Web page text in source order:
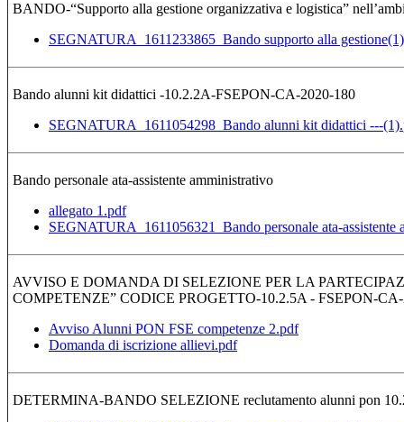
BANDO-“Supporto alla gestione organizzativa e logistica”
SEGNATURA_1611233865_Bando supporto alla
Bando alunni kit didattici -10.2.2A-FSEPON-CA-2020-180
SEGNATURA_1611054298_Bando alunni kit didattici ---
Bando personale ata-assistente amministrativo
allegato 1.pdf
SEGNATURA_1611056321_Bando personale ata-assistente
AVVISO E DOMANDA DI SELEZIONE PER LA
COMPETENZE” CODICE PROGETTO-10.2.5A - FSEPON-
Avviso Alunni PON FSE competenze 2.pdf
Domanda di iscrizione allievi.pdf
DETERMINA-BANDO SELEZIONE reclutamento alunni pon